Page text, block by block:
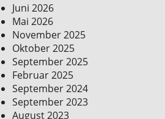
Juni 2026
Mai 2026
November 2025
Oktober 2025
September 2025
Februar 2025
September 2024
September 2023
August 2023